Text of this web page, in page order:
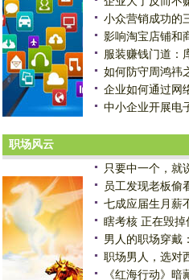
小众营销成功的
影响淘宝店铺和
服装赚钱门道：
如何防守周鸿祎
企业如何通过网
中小企业开展电
职场风云
只要中一个，就
员工发现老板偷
七成应届生月薪
瞎考核 正在毁掉
男人的职场穿戴
职场男人，选对
《红海行动》暗